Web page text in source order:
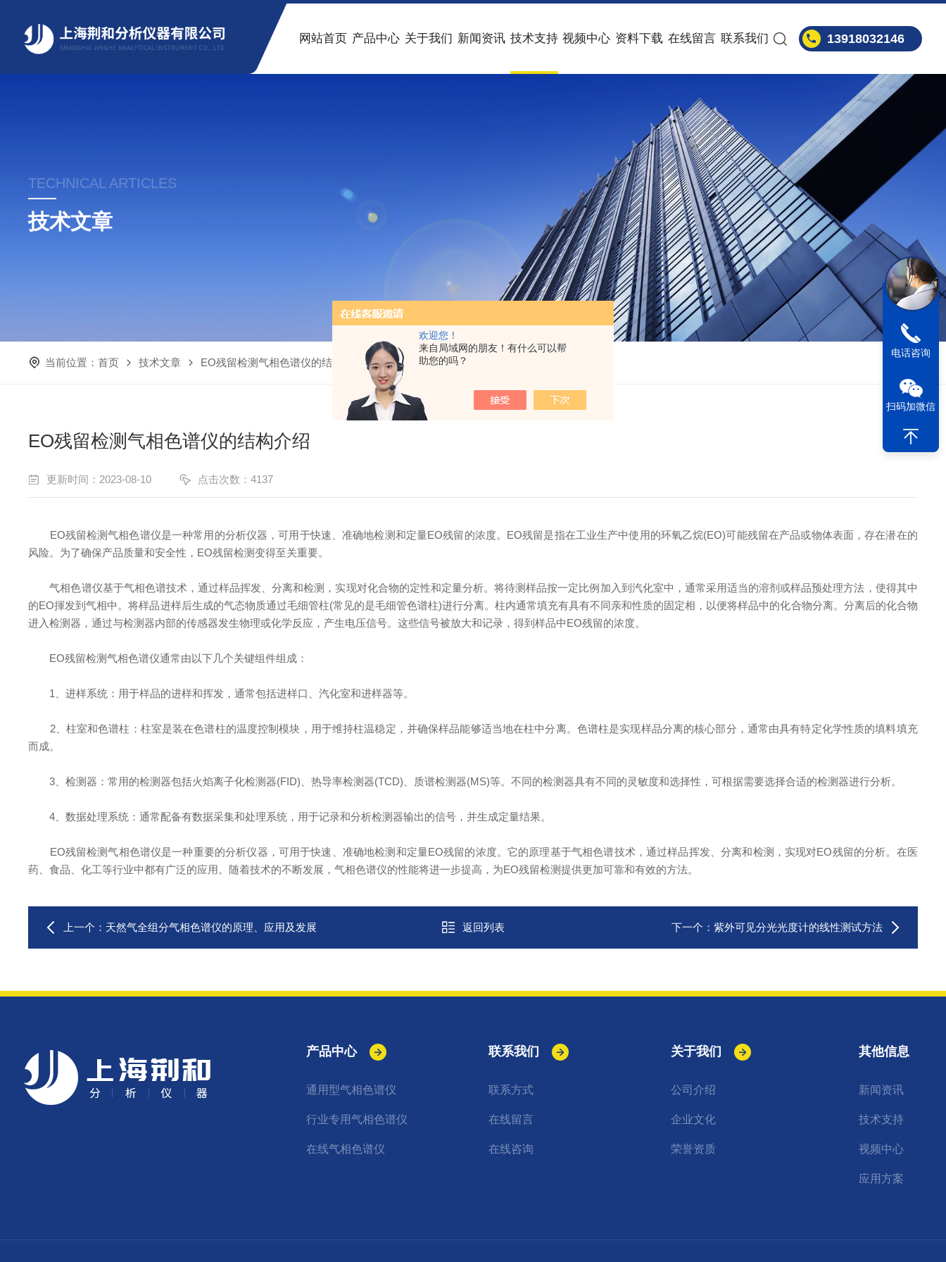
欢迎您！
来自局域网的朋友！有什么可以帮
助您的吗？
13918032146
网站首页 产品中心 关于我们 新闻资讯 技术支持 视频中心 资料下载 在线留言 联系我们
TECHNICAL ARTICLES
技术文章
当前位置：首页 技术文章 EO残留检测气相色谱仪的结构介绍
EO残留检测气相色谱仪的结构介绍
更新时间：2023-08-10 点击次数：4137
EO残留检测气相色谱仪是一种常用的分析仪器，可用于快速、准确地检测和定量EO残留的浓度。EO残留是指在工业生产中使用的环氧乙烷(EO)可能残留在产品或物体表面，存在潜在的
风险。为了确保产品质量和安全性，EO残留检测变得至关重要。
气相色谱仪基于气相色谱技术，通过样品挥发、分离和检测，实现对化合物的定性和定量分析。将待测样品按一定比例加入到汽化室中，通常采用适当的溶剂或样品预处理方法，使得其中
的EO揮发到气相中。将样品进样后生成的气态物质通过毛细管柱(常见的是毛细管色谱柱)进行分离。柱内通常填充有具有不同亲和性质的固定相，以便将样品中的化合物分离。分离后的化合物
进入检测器，通过与检测器内部的传感器发生物理或化学反应，产生电压信号。这些信号被放大和记录，得到样品中EO残留的浓度。
EO残留检测气相色谱仪通常由以下几个关键组件组成：
1、进样系统：用于样品的进样和挥发，通常包括进样口、汽化室和进样器等。
2、柱室和色谱柱：柱室是装在色谱柱的温度控制模块，用于维持柱温稳定，并确保样品能够适当地在柱中分离。色谱柱是实现样品分离的核心部分，通常由具有特定化学性质的填料填充
而成。
3、检测器：常用的检测器包括火焰离子化检测器(FID)、热导率检测器(TCD)、质谱检测器(MS)等。不同的检测器具有不同的灵敏度和选择性，可根据需要选择合适的检测器进行分析。
4、数据处理系统：通常配备有数据采集和处理系统，用于记录和分析检测器输出的信号，并生成定量结果。
EO残留检测气相色谱仪是一种重要的分析仪器，可用于快速、准确地检测和定量EO残留的浓度。它的原理基于气相色谱技术，通过样品挥发、分离和检测，实现对EO残留的分析。在医
药、食品、化工等行业中都有广泛的应用。随着技术的不断发展，气相色谱仪的性能将进一步提高，为EO残留检测提供更加可靠和有效的方法。
上一个： 天然气全组分气相色谱仪的原理、应用及发展 返回列表 下一个： 紫外可见分光光度计的线性测试方法
产品中心
通用型气相色谱仪
行业专用气相色谱仪
在线气相色谱仪
联系我们
联系方式
在线留言
在线咨询
关于我们
公司介绍
企业文化
荣誉资质
其他信息
新闻资讯
技术支持
视频中心
应用方案
电话咨询
扫码加微信